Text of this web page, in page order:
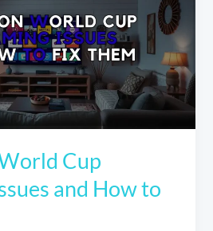
Cup
and How to